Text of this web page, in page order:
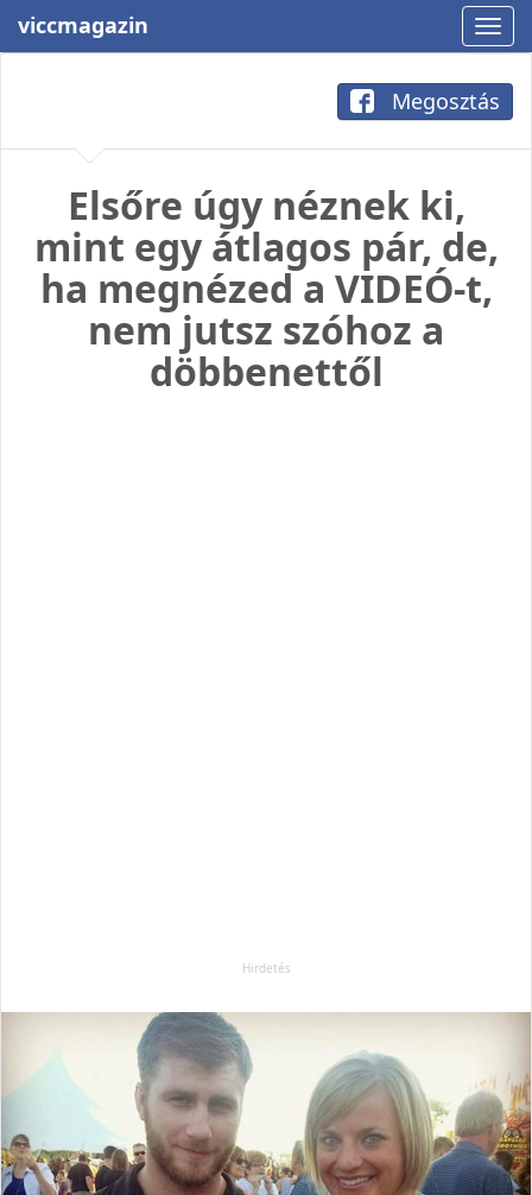
viccmagazin
Megosztás
Elsőre úgy néznek ki,
mint egy átlagos pár, de,
ha megnézed a VIDEÓ-t,
nem jutsz szóhoz a
döbbenettől